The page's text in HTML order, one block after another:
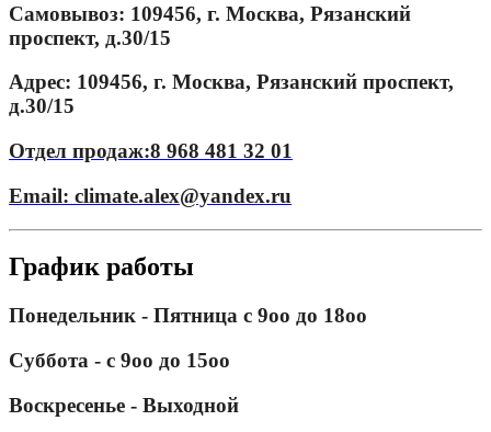
Самовывоз: 109456, г. Москва, Рязанский
проспект, д.30/15
Адрес: 109456, г. Москва, Рязанский проспект,
д.30/15
Отдел продаж:8 968 481 32 01
Email: climate.alex@yandex.ru
График работы
Понедельник - Пятница с 9оо до 18оо
Суббота - с 9оо до 15оо
Воскресенье - Выходной